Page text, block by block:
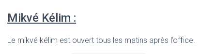
Mikvé Kélim :
Le mikvé kélim est ouvert tous les matins après l’office.